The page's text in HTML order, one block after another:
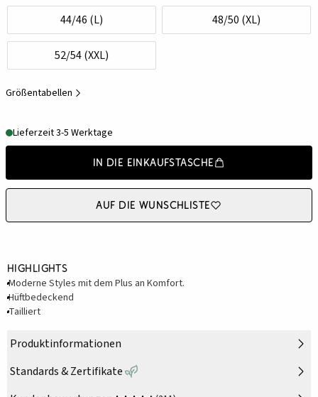
44/46 (L) 48/50 (XL)
52/54 (XXL)
Größentabellen
Lieferzeit 3-5 Werktage
In die Einkaufstasche
Auf die Wunschliste
Highlights
Moderne Styles mit dem Plus an Komfort.
Hüftbedeckend
Tailliert
Produktinformationen
Standards & Zertifikate